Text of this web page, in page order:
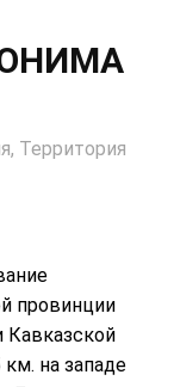
Территория
провинции
Кавказской
на западе